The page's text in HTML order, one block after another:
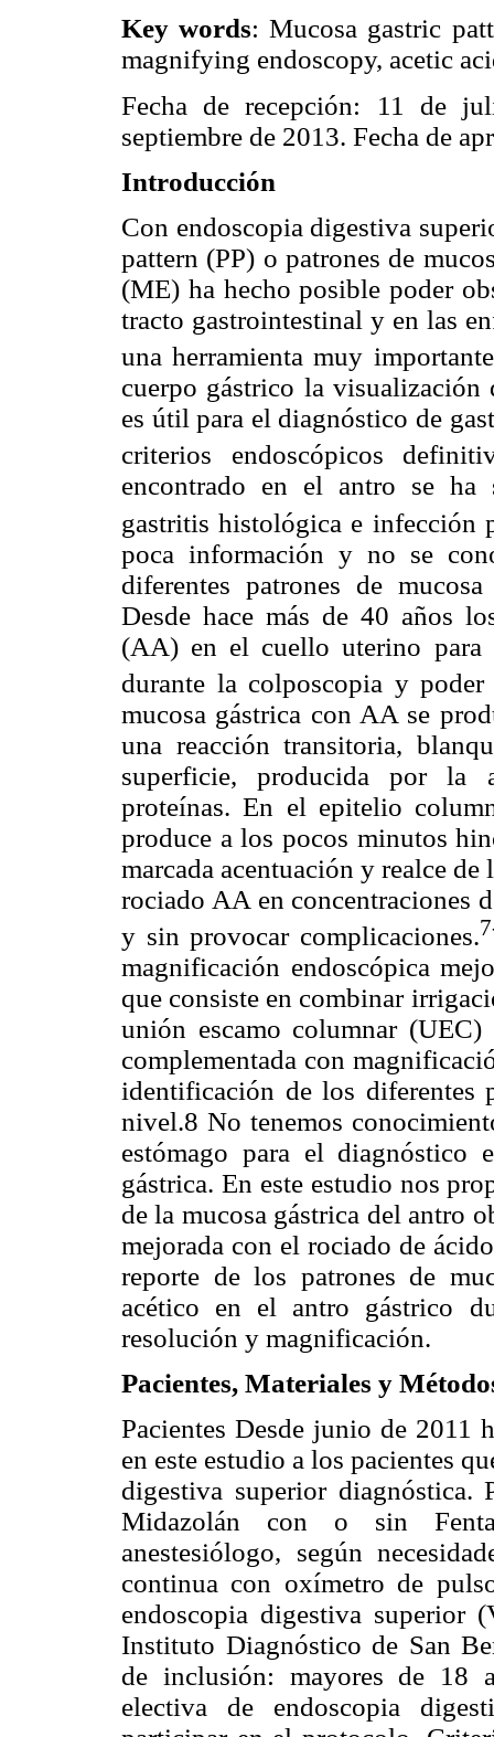
Key words: Mucosa gastric
magnifying endoscopy, acetic
Fecha de recepción: 11 de
septiembre de 2013. Fecha de
Introducción
Con endoscopia digestiva
pattern (PP) o patrones de
(ME) ha hecho posible poder
tracto gastrointestinal y en las
una herramienta muy
cuerpo gástrico la
es útil para el diagnóstico de
criterios endoscópicos
encontrado en el antro se ha
gastritis histológica e infección
poca información y no se
diferentes patrones de
Desde hace más de 40 años
(AA) en el cuello uterino para
durante la colposcopia y
mucosa gástrica con AA se
una reacción transitoria,
superficie, producida por la
proteínas. En el epitelio
produce a los pocos minutos
marcada acentuación y realce
rociado AA en concentraciones
y sin provocar complicaciones.
magnificación endoscópica
que consiste en combinar
unión escamo columnar
complementada con
identificación de los diferentes
nivel.8 No tenemos
estómago para el diagnóstico
gástrica. En este estudio nos
de la mucosa gástrica del antro
mejorada con el rociado de
reporte de los patrones de
acético en el antro gástrico
resolución y magnificación.
Pacientes, Materiales y
Pacientes Desde junio de 2011
en este estudio a los pacientes
digestiva superior diagnóstica.
Midazolán con o sin
anestesiólogo, según
continua con oxímetro de
endoscopia digestiva superior
Instituto Diagnóstico de San
de inclusión: mayores de 18
electiva de endoscopia